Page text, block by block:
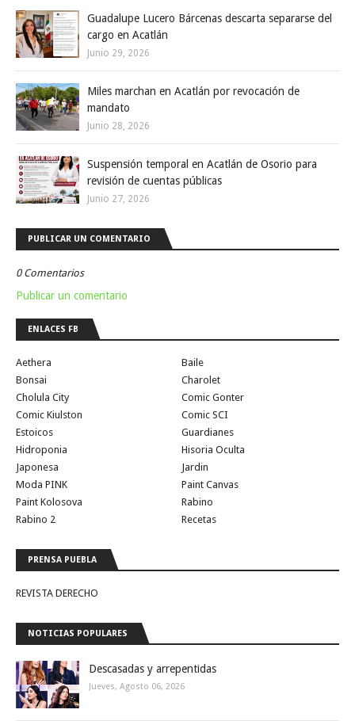
Guadalupe Lucero Bárcenas descarta separarse del
cargo en Acatlán
Junio 29, 2026
Miles marchan en Acatlán por revocación de
mandato
Junio 28, 2026
Suspensión temporal en Acatlán de Osorio para
revisión de cuentas públicas
Junio 27, 2026
PUBLICAR UN COMENTARIO
0 Comentarios
Publicar un comentario
ENLACES FB
Aethera
Baile
Bonsai
Charolet
Cholula City
Comic Gonter
Comic Kiulston
Comic SCI
Estoicos
Guardianes
Hidroponia
Hisoria Oculta
Japonesa
Jardin
Moda PINK
Paint Canvas
Paint Kolosova
Rabino
Rabino 2
Recetas
PRENSA PUEBLA
REVISTA DERECHO
NOTICIAS POPULARES
Descasadas y arrepentidas
Jueves, Agosto 06, 2026